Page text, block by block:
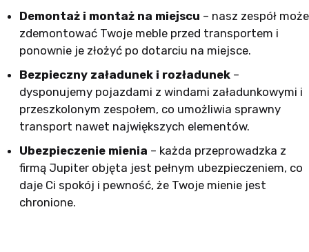
Demontaż i montaż na miejscu – nasz zespół może
zdemontować Twoje meble przed transportem i
ponownie je złożyć po dotarciu na miejsce.
Bezpieczny załadunek i rozładunek –
dysponujemy pojazdami z windami załadunkowymi i
przeszkolonym zespołem, co umożliwia sprawny
transport nawet największych elementów.
Ubezpieczenie mienia – każda przeprowadzka z
firmą Jupiter objęta jest pełnym ubezpieczeniem, co
daje Ci spokój i pewność, że Twoje mienie jest
chronione.